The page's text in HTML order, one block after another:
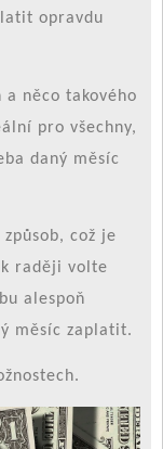
opravdu
něco takového
pro všechny,
daný měsíc
což je
raději volte
alespoň
měsíc zaplatit.